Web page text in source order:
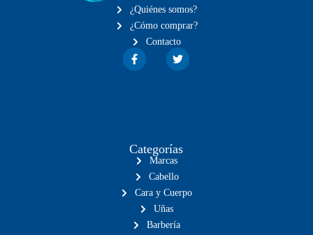
¿Quiénes somos?
¿Cómo comprar?
Contacto
Categorías
Marcas
Cabello
Cara y Cuerpo
Uñas
Barbería